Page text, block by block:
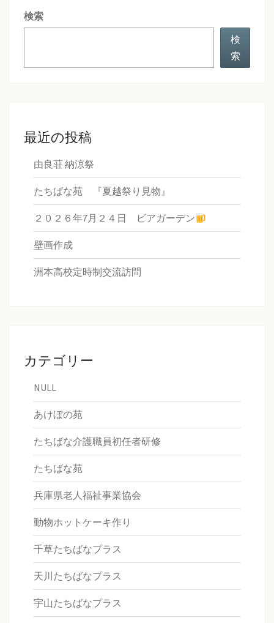
検索
検
索
最近の投稿
由良荘 納涼祭
たちばな苑 『夏越祭り見物』
２０２６年7月２４日 ビアガーデン
壁画作成
洲本高校定時制交流訪問
カテゴリー
NULL
あけぼの苑
たちばな介護職員初任者研修
たちばな苑
兵庫県老人福祉事業協会
動物ホットケーキ作り
千草たちばなプラス
天川たちばなプラス
宇山たちばなプラス